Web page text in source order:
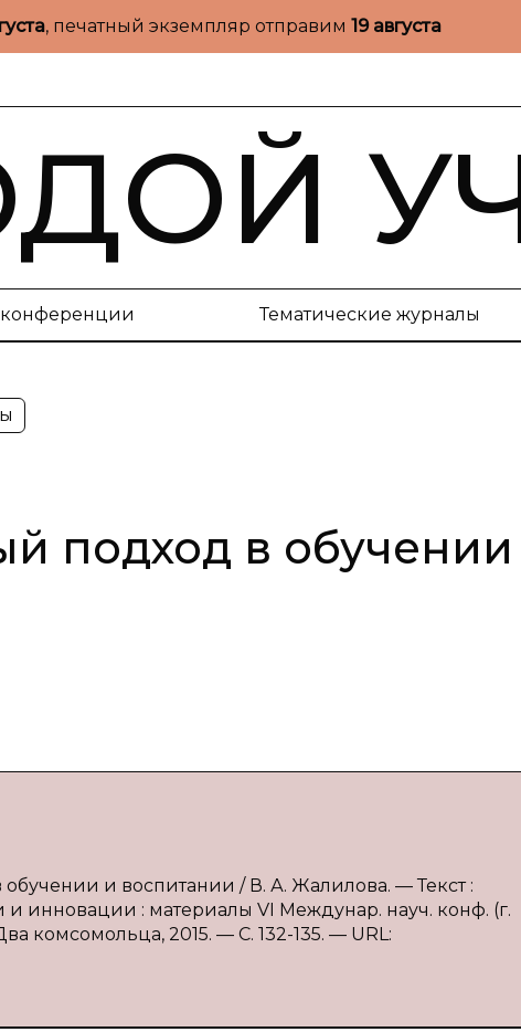
, печатный экземпляр отправим 19 августа
Тематические журналы
подход в обучении
и воспитании / В. А. Жалилова. — Текст :
инновации : материалы VI Междунар. науч. конф. (г.
комсомольца, 2015. — С. 132-135. — URL: